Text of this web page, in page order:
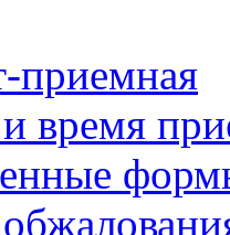
приемная
время